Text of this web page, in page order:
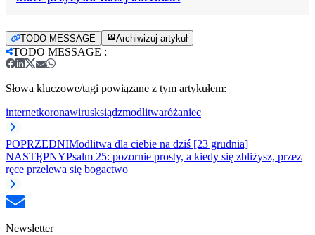
TODO MESSAGE Archiwizuj artykuł
TODO MESSAGE :
Słowa kluczowe/tagi powiązane z tym artykułem:
internetkoronawirusksiądzmodlitwaróżaniec
POPRZEDNIModlitwa dla ciebie na dziś [23 grudnia]
NASTĘPNYPsalm 25: pozornie prosty, a kiedy się zbliżysz, przez
ręce przelewa się bogactwo
Newsletter